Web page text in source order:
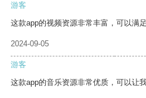
游客
这款app的视频资源非常丰富，可以满
2024-09-05
游客
这款app的音乐资源非常优质，可以让